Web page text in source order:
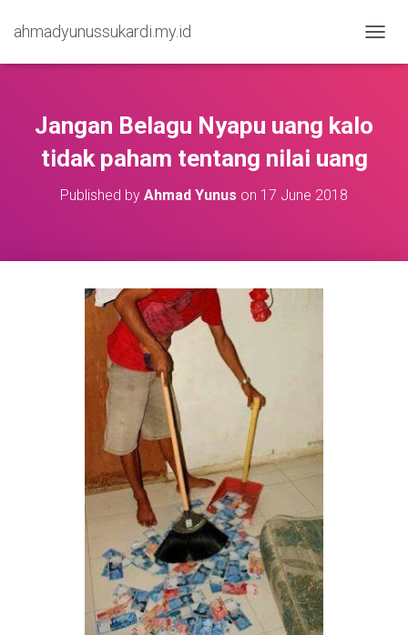
ahmadyunussukardi.my.id
Jangan Belagu Nyapu uang kalo
tidak paham tentang nilai uang
Published by Ahmad Yunus on 17 June 2018